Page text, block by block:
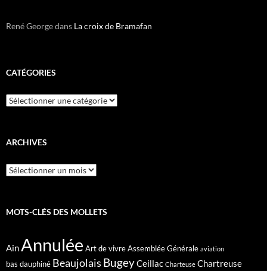
René Georgedans La croix de Bramafan
CATÉGORIES
Catégories
ARCHIVES
Archives
MOTS-CLÉS DES MOLLETS
Ain Annulée Art de vivreAssemblée Générale aviation
bas dauphiné Beaujolais BugeyCeillac Charteuse Chartreuse